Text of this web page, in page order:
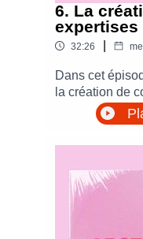
6. La
expertises
32:26
Dans cet
la création de
ses difficultés,
les remises en
vous offrent